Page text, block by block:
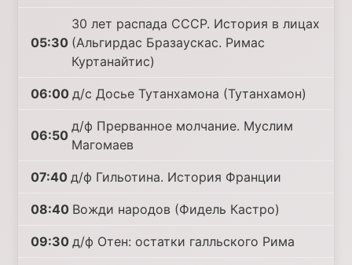
05:30
30 лет распада СССР. История в лицах
(Альгирдас Бразаускас. Римас
Куртанайтис)
06:00 д/с Досье Тутанхамона (Тутанхамон)
06:50
д/ф Прерванное молчание. Муслим
Магомаев
07:40 д/ф Гильотина. История Франции
08:40 Вожди народов (Фидель Кастро)
09:30 д/ф Отен: остатки галльского Рима